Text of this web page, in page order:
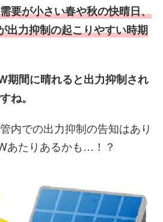
要が小さい春や秋の快晴日、
出力抑制の起こりやすい時期
期間に晴れると出力抑制され
ね。
内での出力抑制の告知はあり
あたりあるかも…！？